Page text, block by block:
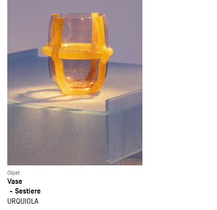
Objet
Vase
Sestiere
URQUIOLA